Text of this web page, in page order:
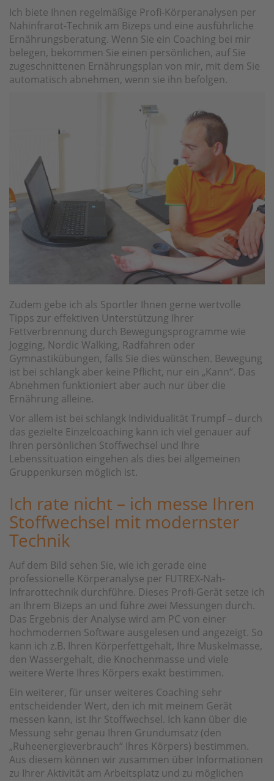
Ich biete Ihnen regelmäßige Profi-Körperanalysen per
Nahinfrarot-Technik am Bizeps und eine ausführliche
Ernährungsberatung. Wenn Sie ein Coaching bei mir
belegen, bekommen Sie einen persönlichen, auf Sie
zugeschnittenen Ernährungsplan von mir, mit dem Sie
automatisch abnehmen, wenn sie ihn befolgen.
Zudem gebe ich als Sportler Ihnen gerne wertvolle
Tipps zur effektiven Unterstützung Ihrer
Fettverbrennung durch Bewegungsprogramme wie
Jogging, Nordic Walking, Radfahren oder
Gymnastikübungen, falls Sie dies wünschen. Bewegung
ist bei schlangk aber keine Pflicht, nur ein „Kann“. Das
Abnehmen funktioniert aber auch nur über die
Ernährung alleine.
Vor allem ist bei schlangk Individualität Trumpf – durch
das gezielte Einzelcoaching kann ich viel genauer auf
Ihren persönlichen Stoffwechsel und Ihre
Lebenssituation eingehen als dies bei allgemeinen
Gruppenkursen möglich ist.
Ich rate nicht – ich messe Ihren
Stoffwechsel mit modernster
Technik
Auf dem Bild sehen Sie, wie ich gerade eine
professionelle Körperanalyse per FUTREX-Nah-
Infrarottechnik durchführe. Dieses Profi-Gerät setze ich
an Ihrem Bizeps an und führe zwei Messungen durch.
Das Ergebnis der Analyse wird am PC von einer
hochmodernen Software ausgelesen und angezeigt. So
kann ich z.B. Ihren Körperfettgehalt, Ihre Muskelmasse,
den Wassergehalt, die Knochenmasse und viele
weitere Werte Ihres Körpers exakt bestimmen.
Ein weiterer, für unser weiteres Coaching sehr
entscheidender Wert, den ich mit meinem Gerät
messen kann, ist Ihr Stoffwechsel. Ich kann über die
Messung sehr genau Ihren Grundumsatz (den
„Ruheenergieverbrauch“ Ihres Körpers) bestimmen.
Aus diesem können wir zusammen über Informationen
zu Ihrer Aktivität am Arbeitsplatz und zu möglichen